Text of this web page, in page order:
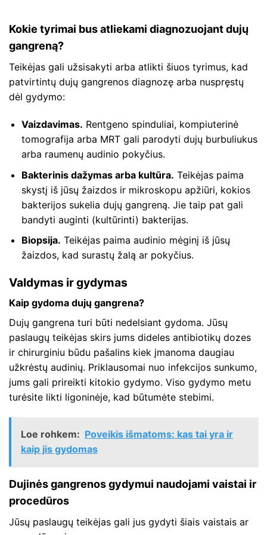
Kokie tyrimai bus atliekami diagnozuojant dujų
gangreną?
Teikėjas gali užsisakyti arba atlikti šiuos tyrimus, kad
patvirtintų dujų gangrenos diagnozę arba nuspręstų
dėl gydymo:
Vaizdavimas. Rentgeno spinduliai, kompiuterinė
tomografija arba MRT gali parodyti dujų burbuliukus
arba raumenų audinio pokyčius.
Bakterinis dažymas arba kultūra. Teikėjas paima
skystį iš jūsų žaizdos ir mikroskopu apžiūri, kokios
bakterijos sukelia dujų gangreną. Jie taip pat gali
bandyti auginti (kultūrinti) bakterijas.
Biopsija. Teikėjas paima audinio mėginį iš jūsų
žaizdos, kad surastų žalą ar pokyčius.
Valdymas ir gydymas
Kaip gydoma dujų gangrena?
Dujų gangrena turi būti nedelsiant gydoma. Jūsų
paslaugų teikėjas skirs jums dideles antibiotikų dozes
ir chirurginiu būdu pašalins kiek įmanoma daugiau
užkrėstų audinių. Priklausomai nuo infekcijos sunkumo,
jums gali prireikti kitokio gydymo. Viso gydymo metu
turėsite likti ligoninėje, kad būtumėte stebimi.
Loe rohkem: Poveikis išmatoms: kas tai yra ir
kaip jis gydomas
Dujinės gangrenos gydymui naudojami vaistai ir
procedūros
Jūsų paslaugų teikėjas gali jus gydyti šiais vaistais ar